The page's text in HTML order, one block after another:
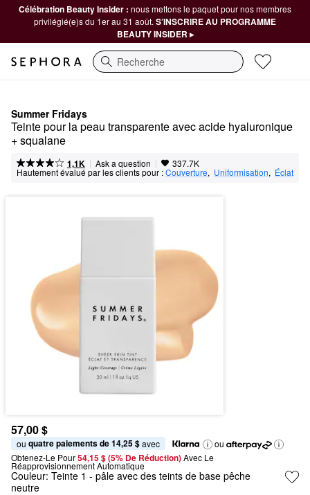
Célébration Beauty Insider : nous mettons le paquet pour nos membres
privilégié(e)s du 1er au 31 août. S’INSCRIRE AU PROGRAMME
BEAUTY INSIDER ▸
Recherche
Summer Fridays
Teinte pour la peau transparente avec acide hyaluronique
+ squalane
1,1K | Ask a question | 337.7K
Hautement évalué par les clients pour :Couverture, Uniformisation, Éclat
57,00 $
ou quatre paiements de 14,25 $ avec
ou
Obtenez-Le Pour54,15 $ (5% De Réduction) Avec Le
Réapprovisionnement Automatique
Couleur: Teinte 1 - pâle avec des teints de base pêche
neutre